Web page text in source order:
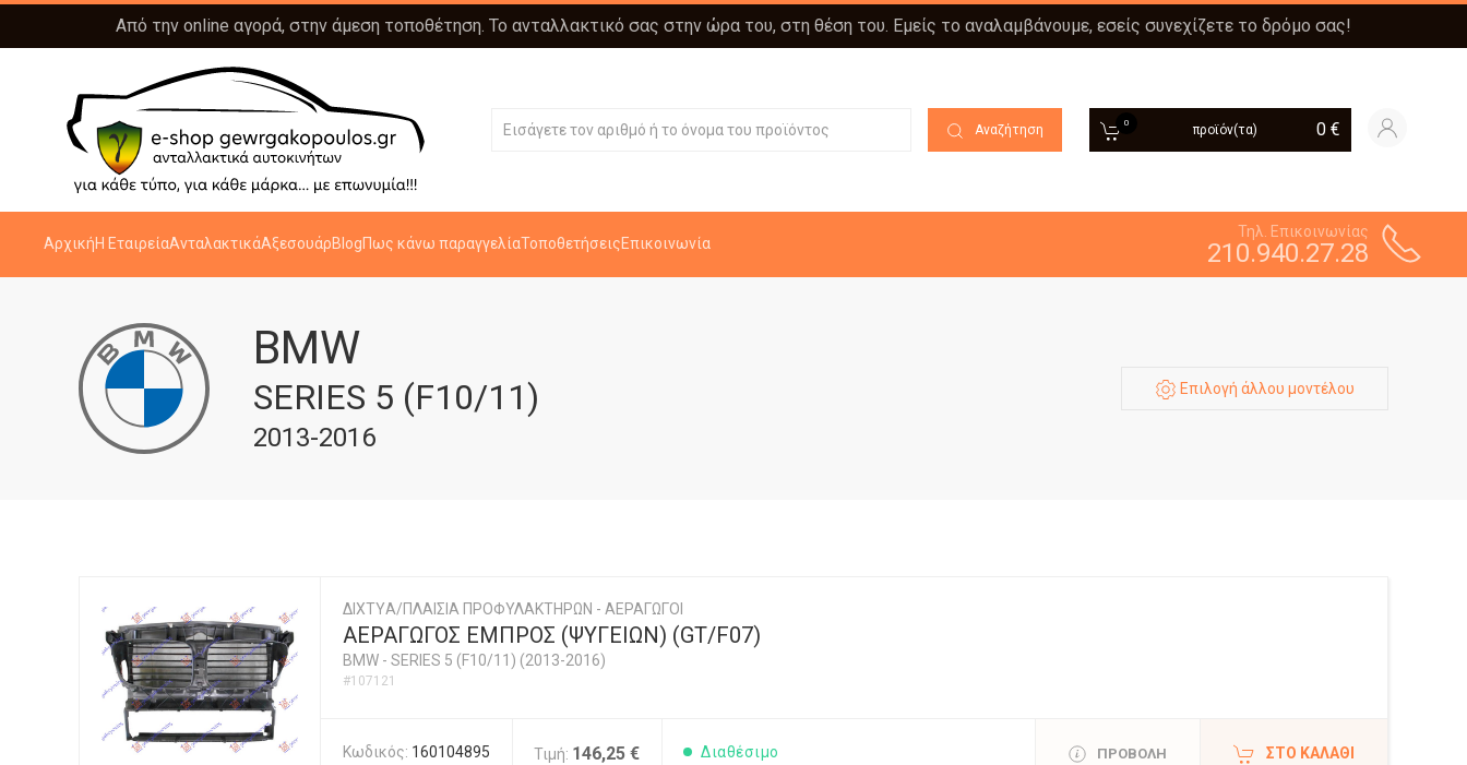
Από την online αγορά, στην άμεση τοποθέτηση. Το ανταλλακτικό σας στην ώρα του, στη θέση του. Εμείς το αναλαμβάνουμε, εσείς συνεχίζετε το δρόμο σας!
Αναζήτηση 0 προϊόν(τα) 0 €
ΑρχικήΗ ΕταιρείαΑνταλακτικάΑξεσουάρBlogΠως κάνω παραγγελίαΤοποθετήσειςΕπικοινωνία
Τηλ. Επικοινωνίας
210.940.27.28
BMW
SERIES 5 (F10/11)
2013-2016
Επιλογή άλλου μοντέλου
ΔΙΧΤYΑ/ΠΛΑΙΣΙΑ ΠΡΟΦΥΛΑΚΤΗΡΩΝ - ΑΕΡΑΓΩΓΟΙ
ΑΕΡΑΓΩΓΟΣ ΕΜΠΡΟΣ (ΨΥΓΕΙΩΝ) (GT/F07)
BMW - SERIES 5 (F10/11) (2013-2016)
#107121
Κωδικός: 160104895 Τιμή: 146,25 € Διαθέσιμο ΠΡΟΒΟΛΗ ΣΤΟ ΚΑΛΆΘΙ